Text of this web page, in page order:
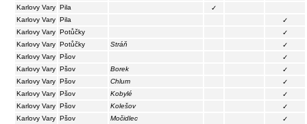
Karlovy Vary Pila
✓
Karlovy Vary Pila
✓
Karlovy Vary Potůčky
✓
Karlovy Vary Potůčky Stráň
✓
Karlovy Vary Pšov
✓
Karlovy Vary Pšov Borek
✓
Karlovy Vary Pšov Chlum
✓
Karlovy Vary Pšov Kobylé
✓
Karlovy Vary Pšov Kolešov
✓
Karlovy Vary Pšov Močidlec ✓